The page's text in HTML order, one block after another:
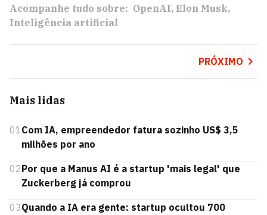
Acompanhe tudo sobre: OpenAI Elon Musk
Inteligência artificial
PRÓXIMO
Mais lidas
01Com IA, empreendedor fatura sozinho US$ 3,5
milhões por ano
02Por que a Manus AI é a startup 'mais legal' que
Zuckerberg já comprou
03Quando a IA era gente: startup ocultou 700